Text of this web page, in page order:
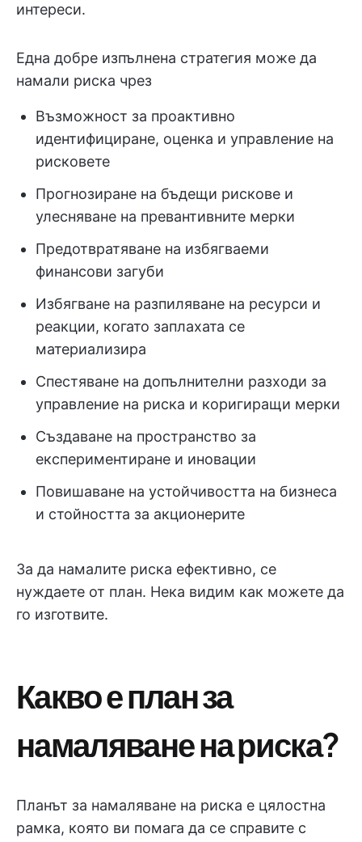
интереси.
Една добре изпълнена стратегия може да
намали риска чрез
Възможност за проактивно
идентифициране, оценка и управление на
рисковете
Прогнозиране на бъдещи рискове и
улесняване на превантивните мерки
Предотвратяване на избягваеми
финансови загуби
Избягване на разпиляване на ресурси и
реакции, когато заплахата се
материализира
Спестяване на допълнителни разходи за
управление на риска и коригиращи мерки
Създаване на пространство за
експериментиране и иновации
Повишаване на устойчивостта на бизнеса
и стойността за акционерите
За да намалите риска ефективно, се
нуждаете от план. Нека видим как можете да
го изготвите.
Какво е план за
намаляване на риска?
Планът за намаляване на риска е цялостна
рамка, която ви помага да се справите с